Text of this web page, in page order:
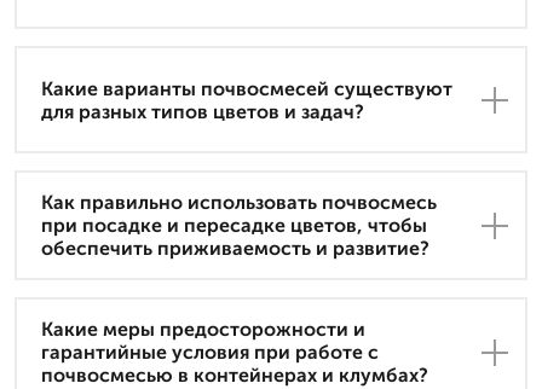
Какие варианты почвосмесей существуют
для разных типов цветов и задач?
Как правильно использовать почвосмесь
при посадке и пересадке цветов, чтобы
обеспечить приживаемость и развитие?
Какие меры предосторожности и
гарантийные условия при работе с
почвосмесью в контейнерах и клумбах?